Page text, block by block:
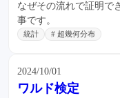
なぜその流れで証明で
事です。
統計 # 超幾何分布
2024/10/01
ワルド検定